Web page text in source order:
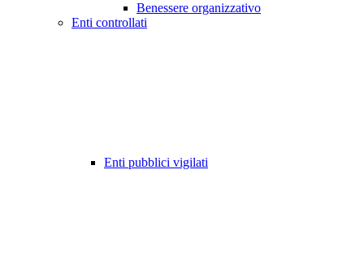
Benessere organizzativo
Enti controllati
Enti pubblici vigilati